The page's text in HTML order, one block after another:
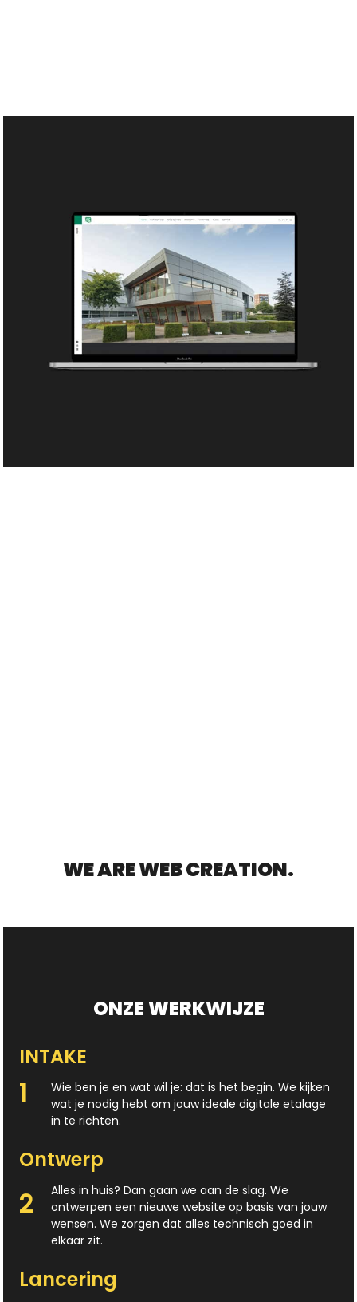
WE AREWEB CREATION.
ONZE WERKWIJZE
INTAKE
1
Wie ben je en wat wil je: dat is het begin. We kijken
wat je nodig hebt om jouw ideale digitale etalage
in te richten.
Ontwerp
2
Alles in huis? Dan gaan we aan de slag. We
ontwerpen een nieuwe website op basis van jouw
wensen. We zorgen dat alles technisch goed in
elkaar zit.
Lancering